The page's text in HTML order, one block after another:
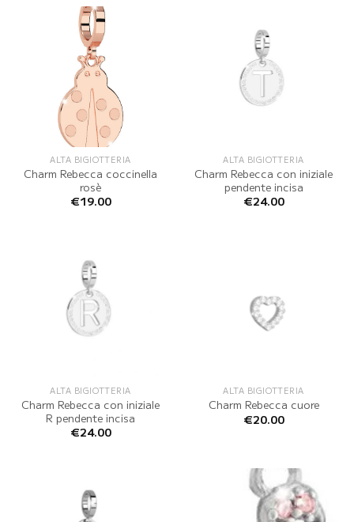
ALTA BIGIOTTERIA
Charm Rebecca coccinella
rosè
€19.00
ALTA BIGIOTTERIA
Charm Rebecca con iniziale
pendente incisa
€24.00
ALTA BIGIOTTERIA
Charm Rebecca con iniziale
R pendente incisa
€24.00
ALTA BIGIOTTERIA
Charm Rebecca cuore
€20.00